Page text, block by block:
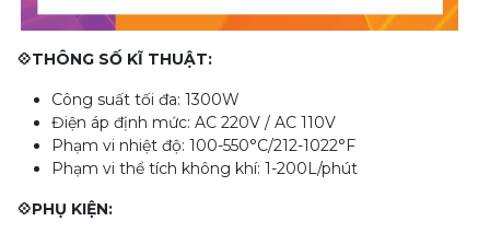
💠THÔNG SỐ KĨ THUẬT:
Công suất tối đa: 1300W
Điện áp định mức: AC 220V / AC 110V
Phạm vi nhiệt độ: 100-550°C/212-1022°F
Phạm vi thể tích không khí: 1-200L/phút
💠PHỤ KIỆN: